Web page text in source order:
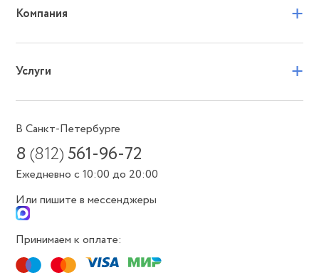
Компания +
Услуги +
В Санкт-Петербурге
8(812) 561-96-72
Ежедневно с 10:00 до 20:00
Или пишите в мессенджеры
Принимаем к оплате: